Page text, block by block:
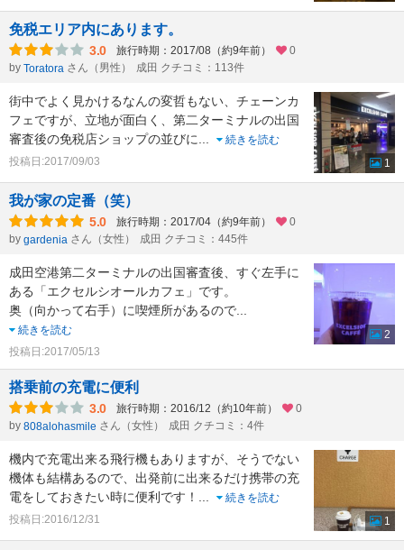
免税エリア内にあります。
3.0 旅行時期：2017/08（約9年前）
0
by Toratora さん（男性） 成田 クチコミ：113件
街中でよく見かけるなんの変哲もない、チェーンカ
フェですが、立地が面白く、第二ターミナルの出国
審査後の免税店ショップの並びに...
続きを読む
投稿日:2017/09/03
1
我が家の定番（笑）
5.0 旅行時期：2017/04（約9年前）
0
by gardenia さん（女性） 成田 クチコミ：445件
成田空港第二ターミナルの出国審査後、すぐ左手に
ある「エクセルシオールカフェ」です。
奥（向かって右手）に喫煙所があるので...
続きを読む
投稿日:2017/05/13
2
搭乗前の充電に便利
3.0 旅行時期：2016/12（約10年前）
0
by 808alohasmile さん（女性） 成田 クチコミ：4件
機内で充電出来る飛行機もありますが、そうでない
機体も結構あるので、出発前に出来るだけ携帯の充
電をしておきたい時に便利です！ ...
続きを読む
投稿日:2016/12/31
1